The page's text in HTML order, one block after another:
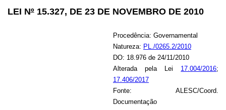
LEI Nº15.327, DE 23 DE NOVEMBRO DE 2010
Procedência: Governamental
Natureza: PL./0265.2/2010
DO: 18.976 de 24/11/2010
Alterada pela Lei 17.004/2016;
17.406/2017
Fonte: ALESC/Coord.
Documentação